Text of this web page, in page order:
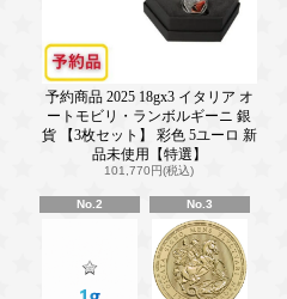
予約商品 2025 18gx3 イタリア オ
ートモビリ・ランボルギーニ 銀
貨 【3枚セット】 彩色 5ユーロ 新
品未使用【特選】
101,770円(税込)
No.2 No.3